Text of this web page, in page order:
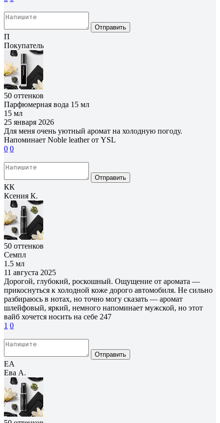
Отправить
П
Покупатель
50 оттенков
Парфюмерная вода 15 мл
15 мл
25 января 2026
Для меня очень уютный аромат на холодную погоду.
Напоминает Noble leather от YSL
0 0
Отправить
КК
Ксения К.
50 оттенков
Семпл
1.5 мл
11 августа 2025
Дорогой, глубокий, роскошный. Ощущение от аромата —
прикоснуться к холодной коже дорого автомобиля. Не сильно
разбираюсь в нотах, но точно могу сказать — аромат
шлейфовый, яркий, немного напоминает мужской, но этот
вайб хочется носить на себе 247
1 0
Отправить
ЕА
Ева А.